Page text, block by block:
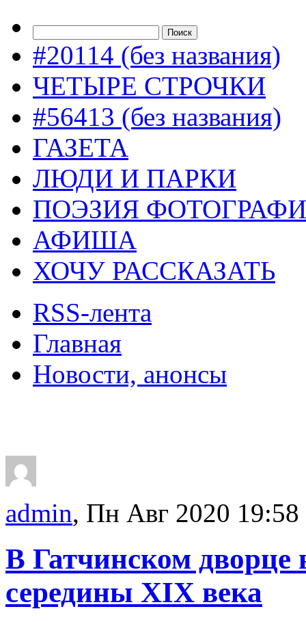
#20114 (без названия)
ЧЕТЫРЕ СТРОЧКИ
#56413 (без названия)
ГАЗЕТА
ЛЮДИ И ПАРКИ
ПОЭЗИЯ
АФИША
ХОЧУ РАССКАЗАТЬ
RSS-лента
Главная
Новости, анонсы
admin, Пн Авг 2020 19:58
В Гатчинском дворце
середины XIX века